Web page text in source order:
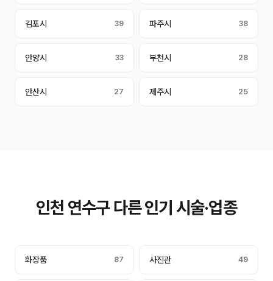
김포시 39 파주시 38
안양시 33 부천시 28
안산시 27 제주시 25
인천 연수구 다른 인기 시술·업종
화장품 87 사진관 49